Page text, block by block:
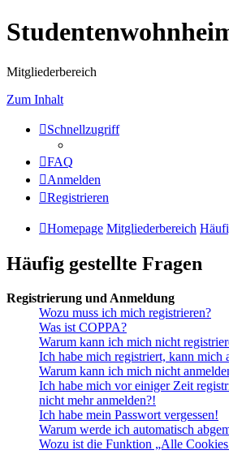
Mitgliederbereich
Zum Inhalt
Schnellzugriff
FAQ
Anmelden
Registrieren
Homepage Mitgliederbereich
Häufig gestellte Fragen
Registrierung und Anmeldung
Wozu muss ich mich registrieren?
Was ist COPPA?
Warum kann ich mich nicht
Ich habe mich registriert, kann mich
Warum kann ich mich nicht
Ich habe mich vor einiger Zeit
nicht mehr anmelden?!
Ich habe mein Passwort vergessen!
Warum werde ich automatisch
Wozu ist die Funktion „Alle Cookies